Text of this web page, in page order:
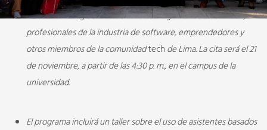
El foro está dirigido a estudiantes de Ingeniería de Software,
profesionales de la industria de software, emprendedores y
otros miembros de la comunidadtech de Lima. La cita será el 21
de noviembre, a partir de las 4:30 p. m., en el campus de la
universidad.
El programa incluirá un taller sobre el uso de asistentes basados